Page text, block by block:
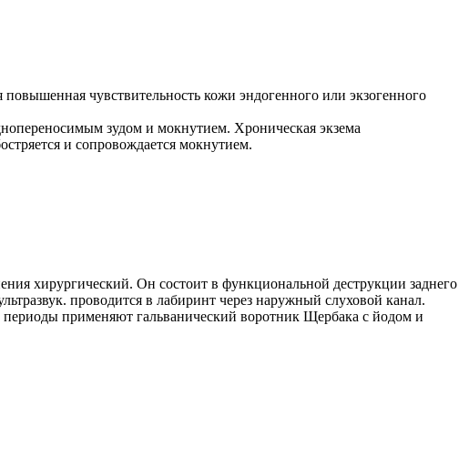
чувствительность кожи эндогенного или экзогенного
зудом и мокнутием. Хроническая экзема
и сопровождается мокнутием.
хирургический. Он состоит в функциональной деструкции заднего
проводится в лабиринт через наружный слуховой канал.
периоды применяют гальванический воротник Щербака с йодом и